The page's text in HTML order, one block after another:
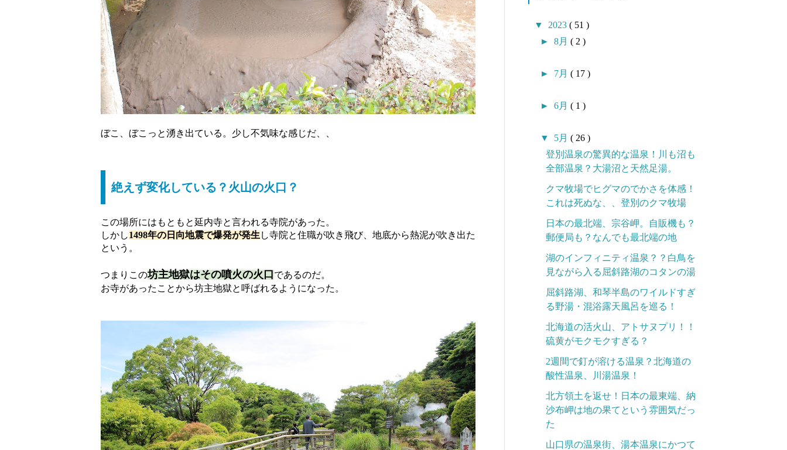
ぼこ、ぼこっと湧き出ている。少し不気味な感じだ、、
絶えず変化している？火山の火口？
この場所にはもともと延内寺と言われる寺院があった。
しかし1498年の日向地震で爆発が発生 し寺院と住職が吹き飛び、地底から熱泥が吹き出た
という。
つまりこの坊主地獄はその噴火の火口 であるのだ。
お寺があったことから坊主地獄と呼ばれるようになった。
▼ 2023 ( 51 )
► 8月 ( 2 )
► 7月 ( 17 )
► 6月 ( 1 )
▼ 5月 ( 26 )
登別温泉の驚異的な温泉！川も沼も
全部温泉？大湯沼と天然足湯。
クマ牧場でヒグマのでかさを体感！
これは死ぬな、、登別のクマ牧場
日本の最北端、宗谷岬。自販機も？
郵便局も？なんでも最北端の地
湖のインフィニティ温泉？？白鳥を
見ながら入る屈斜路湖のコタンの湯
屈斜路湖、和琴半島のワイルドすぎ
る野湯・混浴露天風呂を巡る！
北海道の活火山、アトサヌプリ！！
硫黄がモクモクすぎる？
2週間で釘が溶ける温泉？北海道の
酸性温泉、川湯温泉！
北方領土を返せ！日本の最東端、納
沙布岬は地の果てという雰囲気だっ
た
山口県の温泉街、湯本温泉にかつて